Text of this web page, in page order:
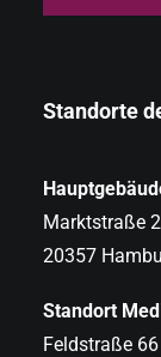
Standorte
Marktstraße
20357
Standort
Feldstraße 66